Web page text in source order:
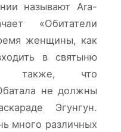
называют Ara-
«Обитатели
женщины, как
в святыню
также, что
не должны
Эгунгун.
много различных